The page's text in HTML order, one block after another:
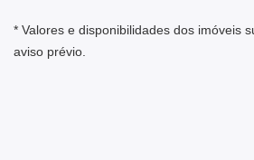
* Valores e disponibilidades dos imóveis
aviso prévio.